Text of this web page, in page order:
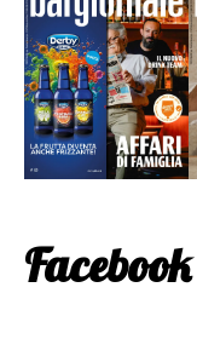
Facebook